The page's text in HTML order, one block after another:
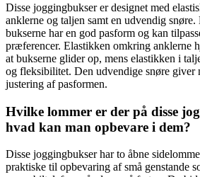
Disse joggingbukser er designet med
anklerne og taljen samt en udvendig snøre.
bukserne har en god pasform og kan
præferencer. Elastikken omkring anklerne
at bukserne glider op, mens elastikken i
og fleksibilitet. Den udvendige snøre giver
justering af pasformen.
Hvilke lommer er der på disse
hvad kan man opbevare i dem?
Disse joggingbukser har to åbne
praktiske til opbevaring af små genstande